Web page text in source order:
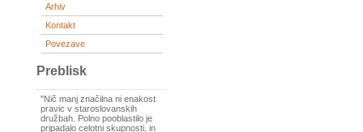
Arhiv
Kontakt
Povezave
Preblisk
"Nič manj značilna ni enakost
pravic v staroslovanskih
družbah. Polno pooblastilo je
pripadalo celotni skupnosti, in